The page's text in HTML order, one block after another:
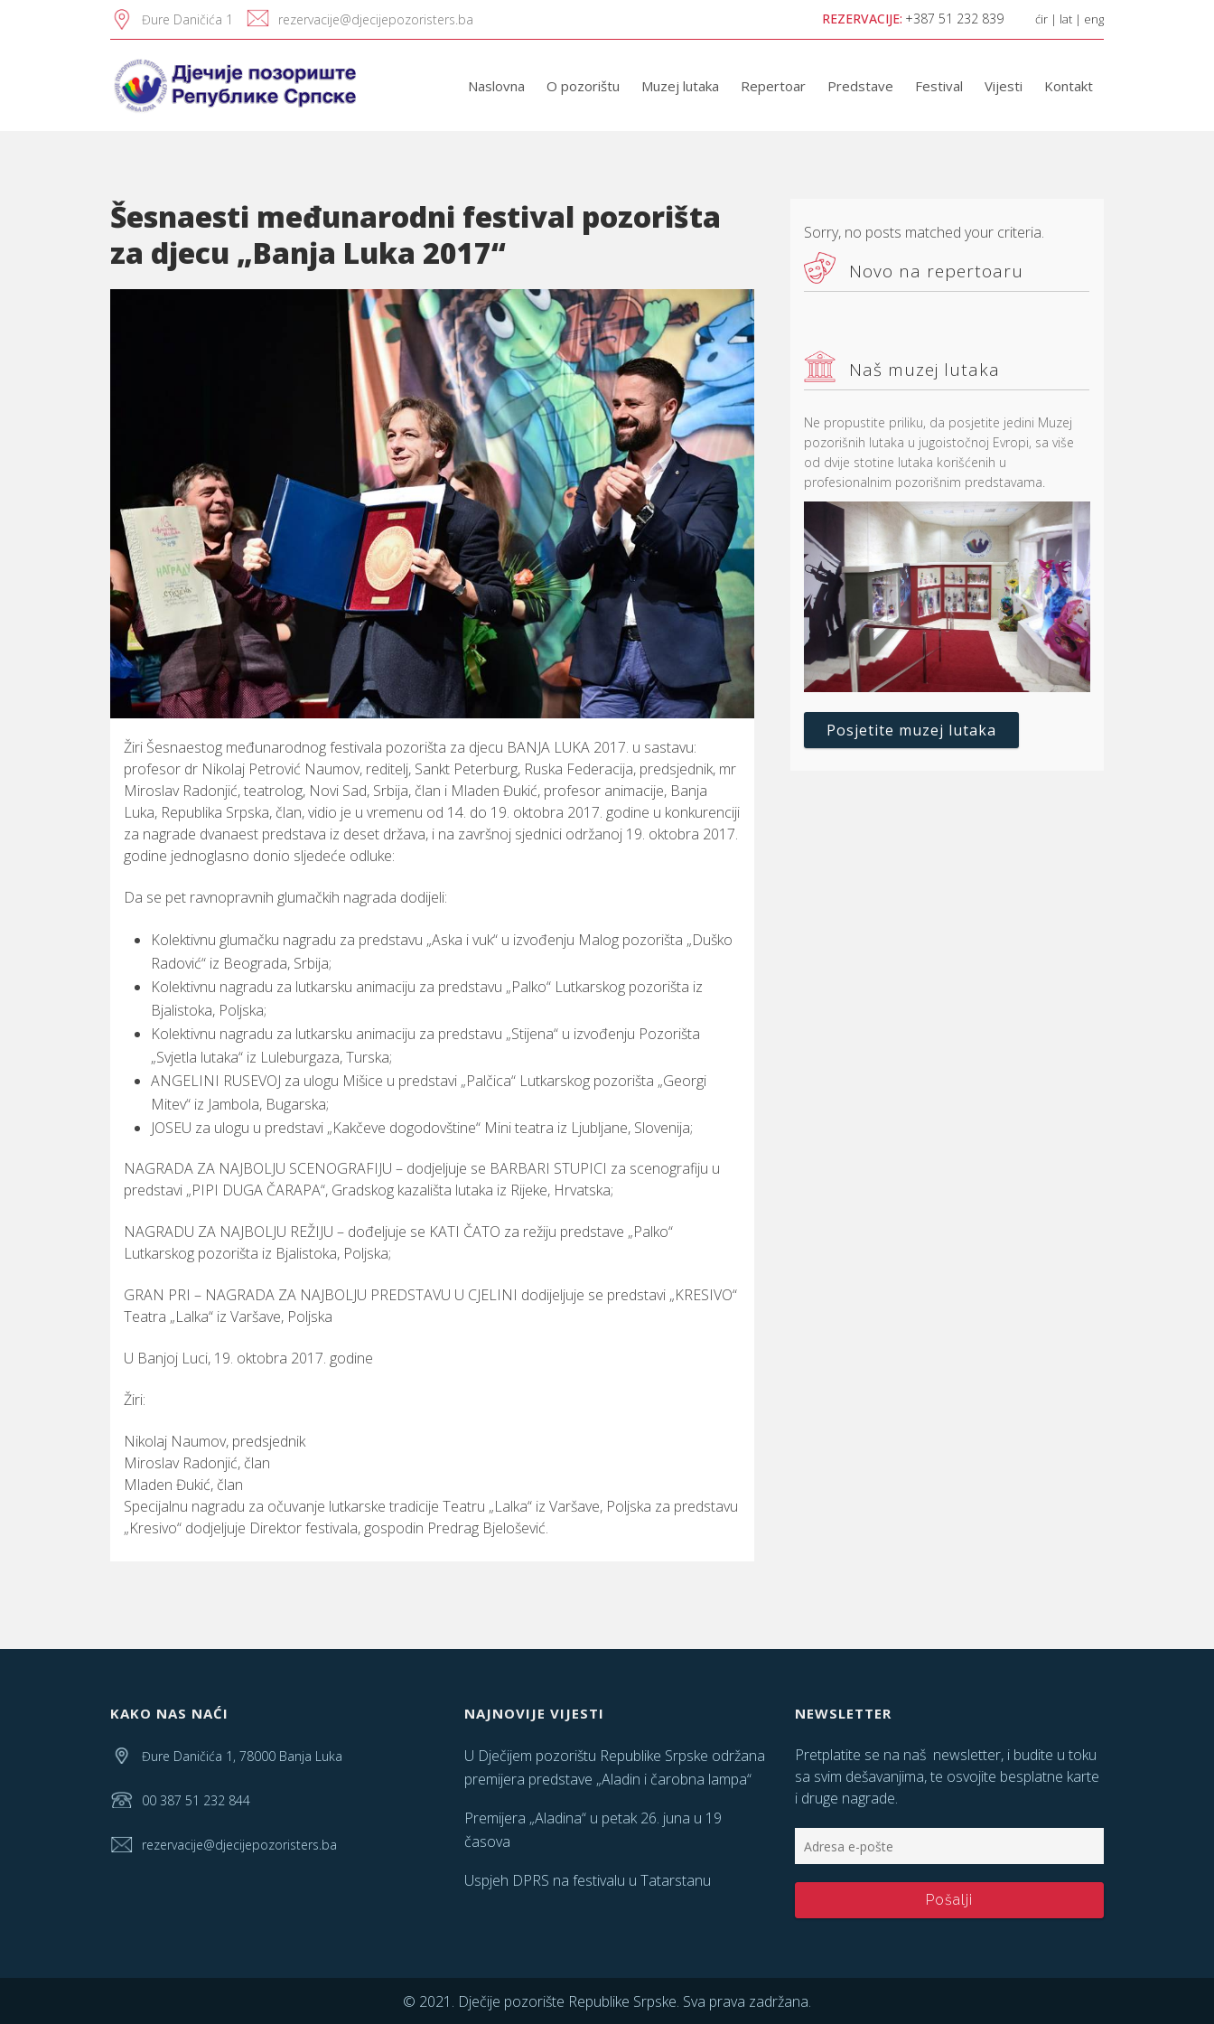
Đure Daničića 1 rezervacije@djecijepozoristers.ba REZERVACIJE: +387 51 232 839 ćir | lat | eng
Naslovna O pozorištu Muzej lutaka Repertoar Predstave Festival Vijesti Kontakt
Šesnaesti međunarodni festival pozorišta
za djecu „Banja Luka 2017“
Žiri Šesnaestog međunarodnog festivala pozorišta za djecu BANJA LUKA 2017. u sastavu:
profesor dr Nikolaj Petrović Naumov, reditelj, Sankt Peterburg, Ruska Federacija, predsjednik, mr
Miroslav Radonjić, teatrolog, Novi Sad, Srbija, član i Mladen Đukić, profesor animacije, Banja
Luka, Republika Srpska, član, vidio je u vremenu od 14. do 19. oktobra 2017. godine u konkurenciji
za nagrade dvanaest predstava iz deset država, i na završnoj sjednici održanoj 19. oktobra 2017.
godine jednoglasno donio sljedeće odluke:
Da se pet ravnopravnih glumačkih nagrada dodijeli:
Kolektivnu glumačku nagradu za predstavu „Aska i vuk“ u izvođenju Malog pozorišta „Duško
Radović“ iz Beograda, Srbija;
Kolektivnu nagradu za lutkarsku animaciju za predstavu „Palko“ Lutkarskog pozorišta iz
Bjalistoka, Poljska;
Kolektivnu nagradu za lutkarsku animaciju za predstavu „Stijena“ u izvođenju Pozorišta
„Svjetla lutaka“ iz Luleburgaza, Turska;
ANGELINI RUSEVOJ za ulogu Mišice u predstavi „Palčica“ Lutkarskog pozorišta „Georgi
Mitev“ iz Jambola, Bugarska;
JOSEU za ulogu u predstavi „Kakčeve dogodovštine“ Mini teatra iz Ljubljane, Slovenija;
NAGRADA ZA NAJBOLJU SCENOGRAFIJU – dodjeljuje se BARBARI STUPICI za scenografiju u
predstavi „PIPI DUGA ČARAPA“, Gradskog kazališta lutaka iz Rijeke, Hrvatska;
NAGRADU ZA NAJBOLJU REŽIJU – dođeljuje se KATI ČATO za režiju predstave „Palko“
Lutkarskog pozorišta iz Bjalistoka, Poljska;
GRAN PRI – NAGRADA ZA NAJBOLJU PREDSTAVU U CJELINI dodijeljuje se predstavi „KRESIVO“
Teatra „Lalka“ iz Varšave, Poljska
U Banjoj Luci, 19. oktobra 2017. godine
Žiri:
Nikolaj Naumov, predsjednik
Miroslav Radonjić, član
Mladen Đukić, član
Specijalnu nagradu za očuvanje lutkarske tradicije Teatru „Lalka“ iz Varšave, Poljska za predstavu
„Kresivo“ dodjeljuje Direktor festivala, gospodin Predrag Bjelošević.
Sorry, no posts matched your criteria.
Novo na repertoaru
Naš muzej lutaka
Ne propustite priliku, da posjetite jedini Muzej
pozorišnih lutaka u jugoistočnoj Evropi, sa više
od dvije stotine lutaka korišćenih u
profesionalnim pozorišnim predstavama.
Posjetite muzej lutaka
KAKO NAS NAĆI
Đure Daničića 1, 78000 Banja Luka
00 387 51 232 844
rezervacije@djecijepozoristers.ba
NAJNOVIJE VIJESTI
U Dječijem pozorištu Republike Srpske održana
premijera predstave „Aladin i čarobna lampa“
Premijera „Aladina“ u petak 26. juna u 19
časova
Uspjeh DPRS na festivalu u Tatarstanu
NEWSLETTER
Pretplatite se na naš newsletter, i budite u toku
sa svim dešavanjima, te osvojite besplatne karte
i druge nagrade.
© 2021. Dječije pozorište Republike Srpske. Sva prava zadržana.